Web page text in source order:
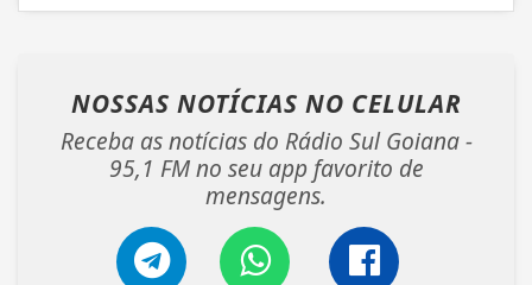
NOSSAS NOTÍCIAS NO CELULAR
Receba as notícias do Rádio Sul Goiana -
95,1 FM no seu app favorito de
mensagens.